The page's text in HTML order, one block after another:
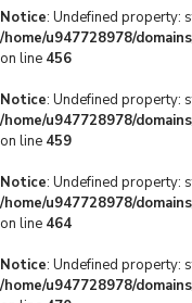
Notice: Undefined property:
/home/u947728978/
on line 456
Notice: Undefined property:
/home/u947728978/
on line 459
Notice: Undefined property:
/home/u947728978/
on line 464
Notice: Undefined property:
/home/u947728978/